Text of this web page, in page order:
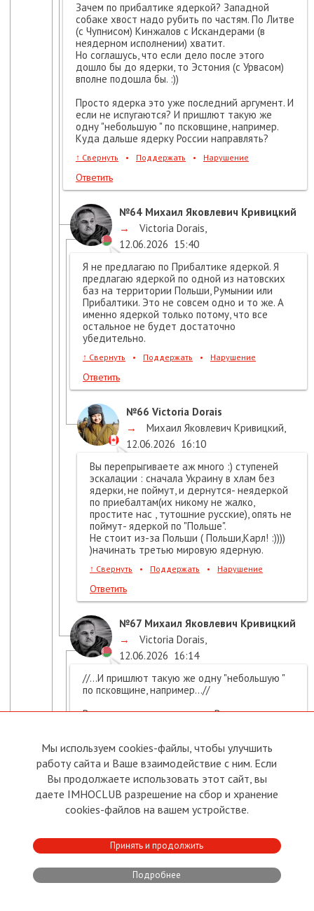
Зачем по прибалтике ядеркой? Западной
собаке хвост надо рубить по частям. По Литве
(с Чупнисом) Кинжалов с Искандерами (в
неядерном исполнении) хватит.
Но соглашусь, что если дело после этого
дошло бы до ядерки, то Эстония (с Урвасом)
вполне подошла бы. :))
Просто ядерка это уже последний аргумент. И
если не испугаются? И пришлют такую же
одну "небольшую " по псковщине, например.
Куда дальше ядерку России направлять?
↑ Свернуть • Поддержать • Нарушение
Ответить
№64 Михаил Яковлевич Кривицкий
→
Victoria Dorais,
12.06.2026 15:40
Я не предлагаю по Прибалтике ядеркой. Я
предлагаю ядеркой по одной из натовских
баз на территории Польши, Румынии или
Прибалтики. Это не совсем одно и то же. А
именно ядеркой только потому, что все
остальное не будет достаточно
убедительно.
↑ Свернуть • Поддержать • Нарушение
Ответить
№66 Victoria Dorais
→
Михаил Яковлевич Кривицкий,
12.06.2026 16:10
Вы перепрыгиваете аж много :) ступеней
эскалации : сначала Украину в хлам без
ядерки, не поймут, и дернутся- неядеркой
по приебалтам(их никому не жалко,
простите нас , тутошние русские), опять не
поймут- ядеркой по "Польше".
Не стоит из-за Польши ( Польши,Карл! :))))
)начинать третью мировую ядерную.
↑ Свернуть • Поддержать • Нарушение
Ответить
№67 Михаил Яковлевич Кривицкий
→
Victoria Dorais,
12.06.2026 16:14
//...И пришлют такую же одну "небольшую "
по псковщине, например...//
Вы невнимательно читаете. В своем
российский удар по натовской базе)
практически невозможна.
↑Свернуть • Поддержать • Нарушение
Ответить
№70Victoria Dorais
→ Михаил Яковлевич Кривицкий
12.06.2026 23:22
Мы используем cookies-файлы, чтобы улучшить
работу сайта и Ваше взаимодействие с ним. Если
Вы продолжаете использовать этот сайт, вы
даете IMHOCLUB разрешение на сбор и хранение
cookies-файлов на вашем устройстве.
Принять и продолжить
Подробнее